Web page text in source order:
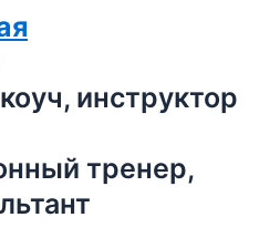
инструктор
тренер,